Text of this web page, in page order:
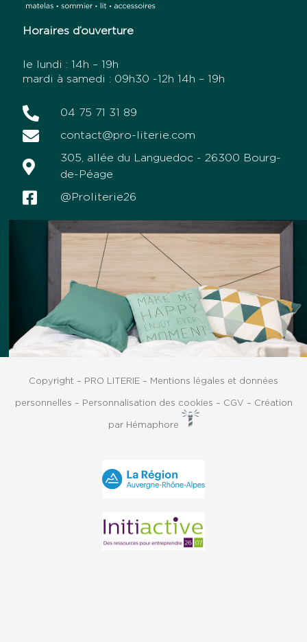
Horaires d’ouverture
le lundi : 14h – 19h
mardi à samedi : 09h30 -12h 14h – 19h
04 75 71 31 89
contact@pro-literie.com
305, allée du Languedoc - 26300 Bourg-
de-Péage
@Proliterie26
Copyright – PRO LITERIE – Mentions légales et données
personnelles – Personnalisation des cookies – CGV – Création
par Hémaphore